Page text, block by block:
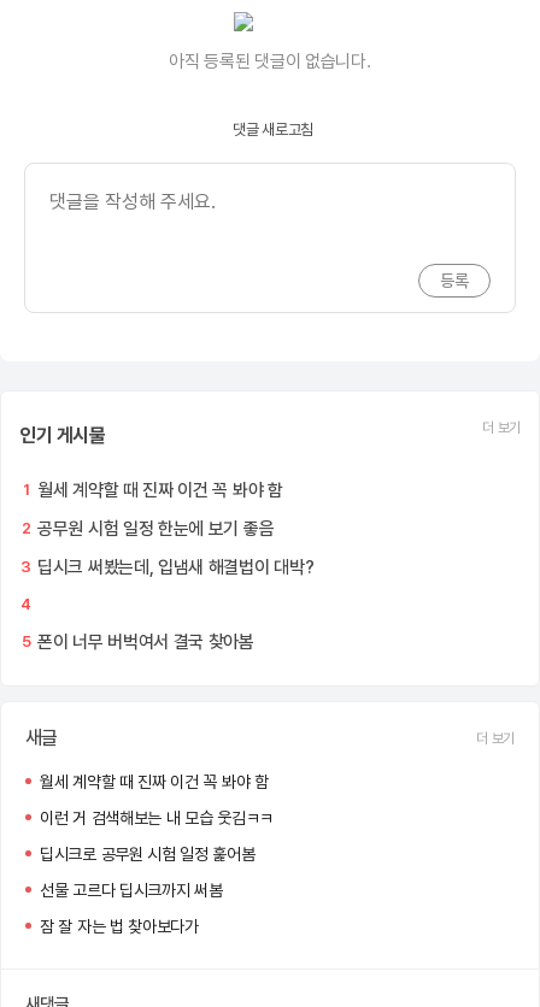
아직 등록된 댓글이 없습니다.
댓글 새로고침
인기 게시물 더 보기
1 월세 계약할 때 진짜 이건 꼭 봐야 함
2 공무원 시험 일정 한눈에 보기 좋음
3 딥시크 써봤는데, 입냄새 해결법이 대박?
4
5 폰이 너무 버벅여서 결국 찾아봄
새글 더 보기
월세 계약할 때 진짜 이건 꼭 봐야 함
이런 거 검색해보는 내 모습 웃김ㅋㅋ
딥시크로 공무원 시험 일정 훑어봄
선물 고르다 딥시크까지 써봄
잠 잘 자는 법 찾아보다가